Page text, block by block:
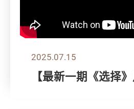
2025.07.15
【最新一期《选择